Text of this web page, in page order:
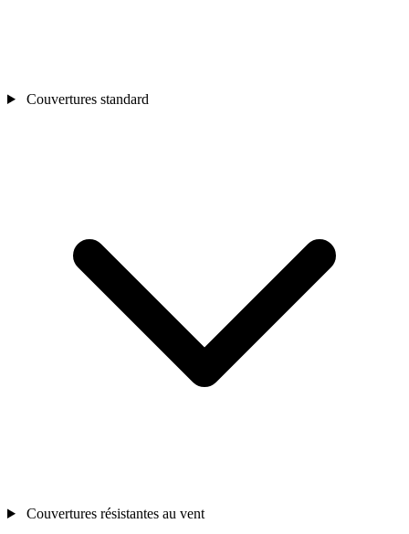
Couvertures standard
Couvertures résistantes au vent